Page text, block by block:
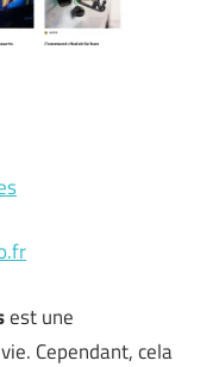
est une
Cependant, cela